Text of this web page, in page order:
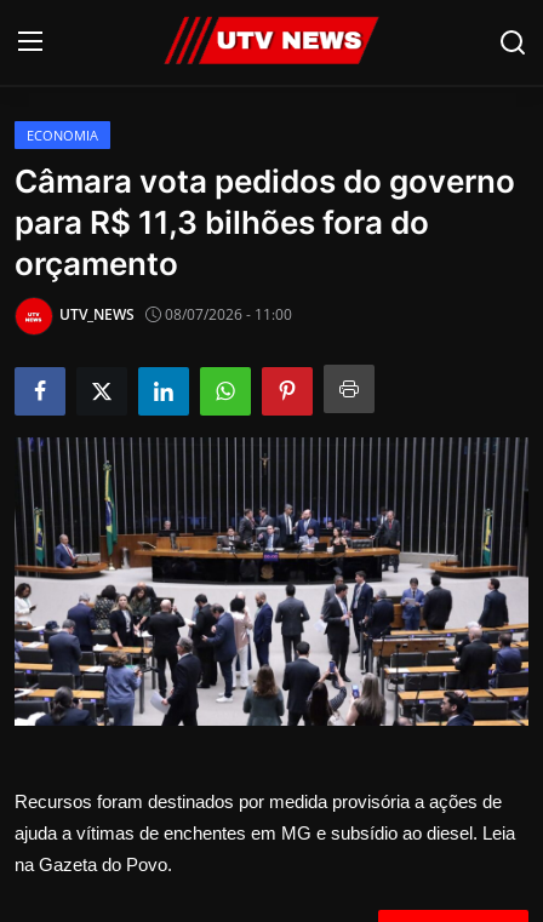
AO VIVO
PIRACICABA
CAMPINAS
LIMEIRA
ESPIRITO SANTO
Economia
Cultura
Internacional
APOIE
Educação
Política
Saúde
ECONOMIA
Câmara vota pedidos do governo
para R$ 11,3 bilhões fora do
orçamento
UTV_NEWS 08/07/2026 - 11:00
Recursos foram destinados por medida provisória a ações de
ajuda a vítimas de enchentes em MG e subsídio ao diesel. Leia
na Gazeta do Povo.